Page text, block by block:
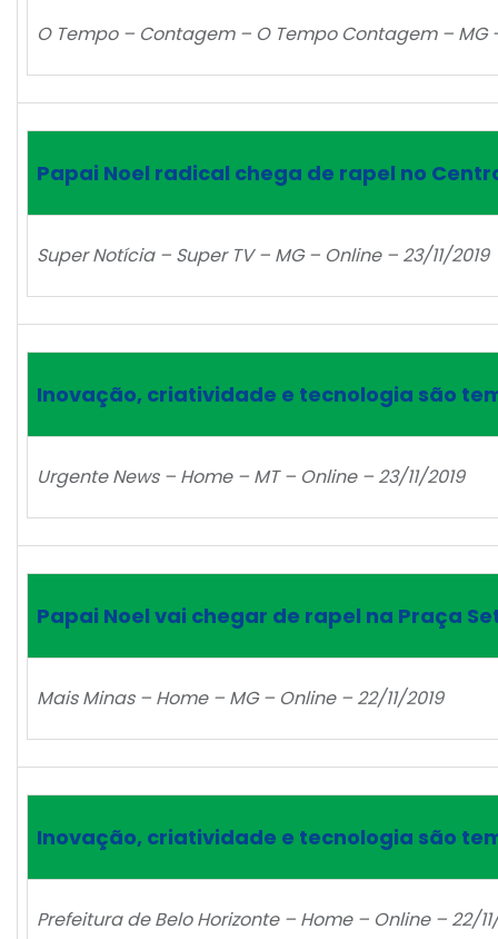
O Tempo – Contagem – O Tempo Contagem – MG
Papai Noel radical chega de rapel no
Super Notícia – Super TV – MG – Online – 23/11/2019
Inovação, criatividade e tecnologia são
Urgente News – Home – MT – Online – 23/11/2019
Papai Noel vai chegar de rapel na Praça
Mais Minas – Home – MG – Online – 22/11/2019
Inovação, criatividade e tecnologia são
Prefeitura de Belo Horizonte – Home – Online – 22/